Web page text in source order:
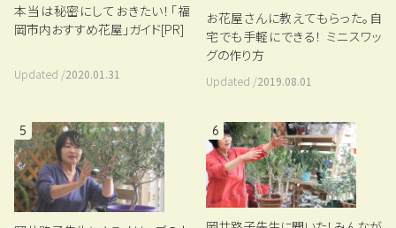
本当は秘密にしておきたい！「福
岡市内おすすめ花屋」ガイド[PR]
Updated /2020.01.31
お花屋さんに教えてもらった。自
宅でも手軽にできる！ ミニスワッ
グの作り方
Updated /2019.08.01
5 6